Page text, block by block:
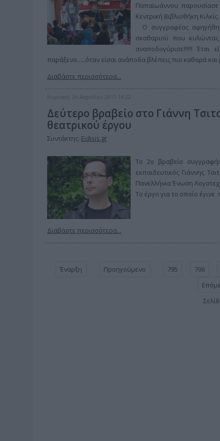
Παπαϊωάννου
Κεντρική Βιβλιοθήκη Κιλκίς.
Ο συγγραφέας
σκαθαριού που
αναποδογύρισε!!!!!!
παράξενο…..όταν είσαι ανάποδα βλέπεις πιο καθαρά
Διαβάστε περισσότερα...
Κυριακή, 26 Απριλίου 2015 16:22
Δεύτερο βραβείο στο Γιάννη
θεατρικού έργου
Συντάκτης: Eidisis.gr
Το 2ο βραβείο
εκπαιδευτικός Γιάννης
Πανελλήνια Ένωση
Το έργο για το οποίο έγινε
Διαβάστε περισσότερα...
Έναρξη Προηγούμενο 795 796